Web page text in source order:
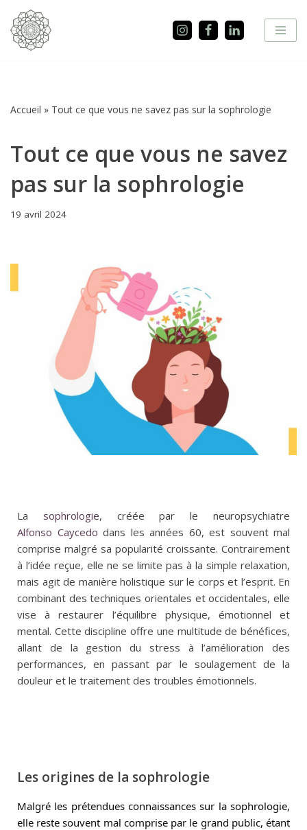
Aller
Accueil » Tout ce que vous ne savez pas sur la sophrologie
Tout ce que vous ne savez
pas sur la sophrologie
19 avril 2024
La sophrologie, créée par le neuropsychiatre
Alfonso Caycedo dans les années 60, est souvent mal
comprise malgré sa popularité croissante. Contrairement
à l’idée reçue, elle ne se limite pas à la simple relaxation,
mais agit de manière holistique sur le corps et l’esprit. En
combinant des techniques orientales et occidentales, elle
vise à restaurer l’équilibre physique, émotionnel et
mental. Cette discipline offre une multitude de bénéfices,
allant de la gestion du stress à l’amélioration des
performances, en passant par le soulagement de la
douleur et le traitement des troubles émotionnels.
Les origines de la sophrologie
Malgré les prétendues connaissances sur la sophrologie,
elle reste souvent mal comprise par le grand public, étant